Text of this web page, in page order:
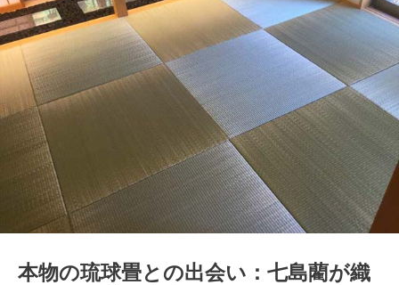
本物の琉球畳との出会い：七島藺が織